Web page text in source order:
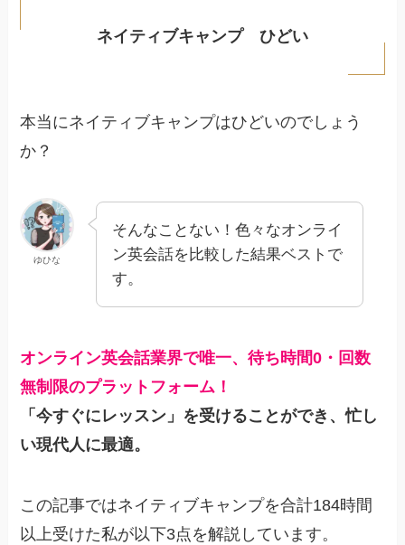
ネイティブキャンプ ひどい
本当にネイティブキャンプはひどいのでしょう
か？
ゆひな
そんなことない！色々なオンライ
ン英会話を比較した結果ベストで
す。
オンライン英会話業界で唯一、待ち時間0・回数
無制限のプラットフォーム！
「今すぐにレッスン」を受けることができ、忙し
い現代人に最適。
この記事ではネイティブキャンプを合計184時間
以上受けた私が以下3点を解説しています。